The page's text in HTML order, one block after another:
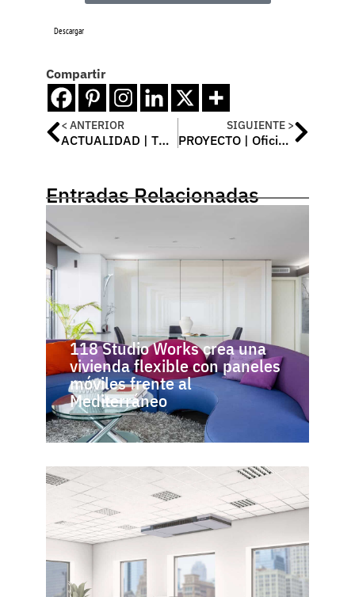
Descargar
Compartir
< ANTERIOR
ACTUALIDAD | TM Tower Benidorm
SIGUIENTE >
PROYECTO | Oficinas HIIT Barcelona
Entradas Relacionadas
118 Studio Works crea una
vivienda flexible con paneles
móviles frente al
Mediterráneo